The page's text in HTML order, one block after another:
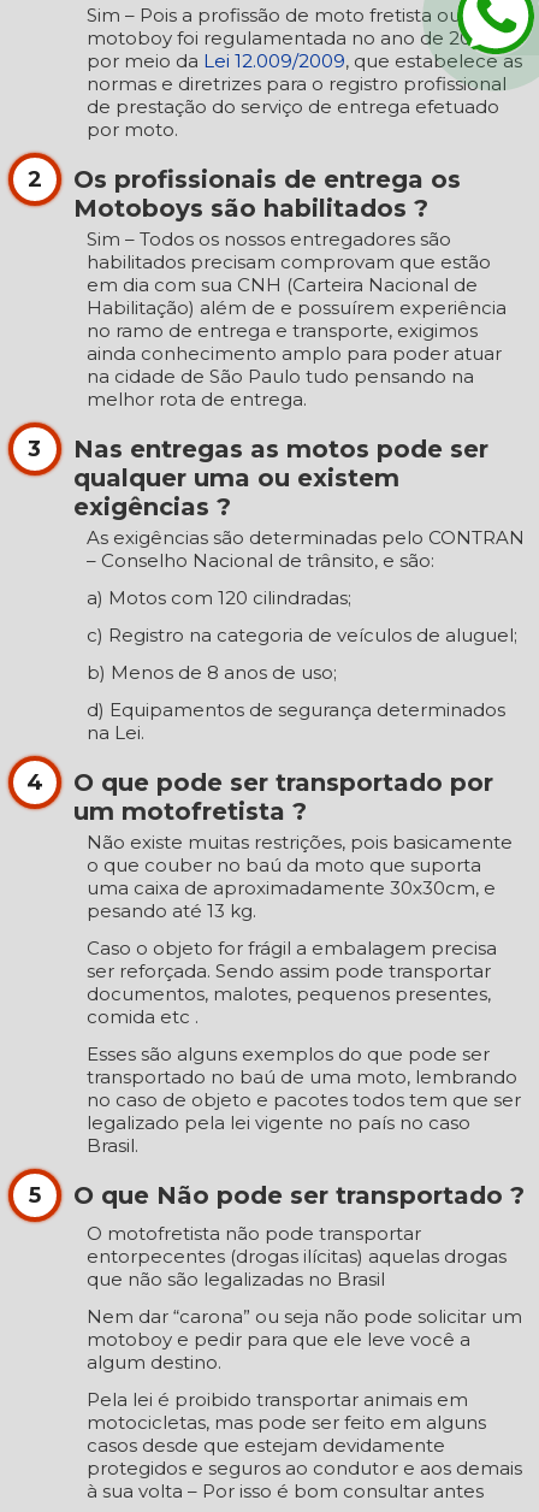
Sim – Pois a profissão de moto fretista ou
motoboy foi regulamentada no ano de 2009,
por meio da Lei 12.009/2009, que estabelece as
normas e diretrizes para o registro profissional
de prestação do serviço de entrega efetuado
por moto.
2
Os profissionais de entrega os
Motoboys são habilitados ?
Sim – Todos os nossos entregadores são
habilitados precisam comprovam que estão
em dia com sua CNH (Carteira Nacional de
Habilitação) além de e possuírem experiência
no ramo de entrega e transporte, exigimos
ainda conhecimento amplo para poder atuar
na cidade de São Paulo tudo pensando na
melhor rota de entrega.
3
Nas entregas as motos pode ser
qualquer uma ou existem
exigências ?
As exigências são determinadas pelo CONTRAN
– Conselho Nacional de trânsito, e são:
a) Motos com 120 cilindradas;
c) Registro na categoria de veículos de aluguel;
b) Menos de 8 anos de uso;
d) Equipamentos de segurança determinados
na Lei.
4
O que pode ser transportado por
um motofretista ?
Não existe muitas restrições, pois basicamente
o que couber no baú da moto que suporta
uma caixa de aproximadamente 30x30cm, e
pesando até 13 kg.
Caso o objeto for frágil a embalagem precisa
ser reforçada. Sendo assim pode transportar
documentos, malotes, pequenos presentes,
comida etc .
Esses são alguns exemplos do que pode ser
transportado no baú de uma moto, lembrando
no caso de objeto e pacotes todos tem que ser
legalizado pela lei vigente no país no caso
Brasil.
5 O que Não pode ser transportado ?
O motofretista não pode transportar
entorpecentes (drogas ilícitas) aquelas drogas
que não são legalizadas no Brasil
Nem dar “carona” ou seja não pode solicitar um
motoboy e pedir para que ele leve você a
algum destino.
Pela lei é proibido transportar animais em
motocicletas, mas pode ser feito em alguns
casos desde que estejam devidamente
protegidos e seguros ao condutor e aos demais
à sua volta – Por isso é bom consultar antes